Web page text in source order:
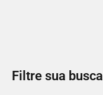
Filtre sua busca